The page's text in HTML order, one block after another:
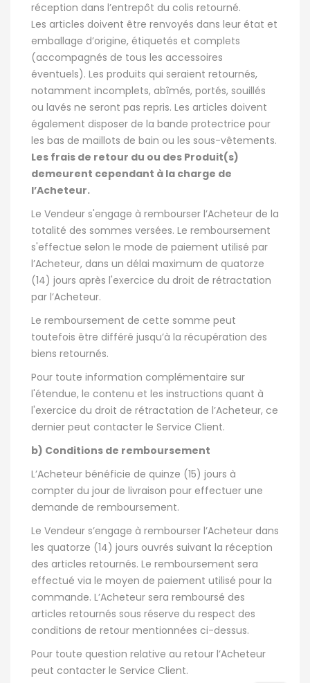
réception dans l’entrepôt du colis retourné.
Les articles doivent être renvoyés dans leur état et
emballage d’origine, étiquetés et complets
(accompagnés de tous les accessoires
éventuels). Les produits qui seraient retournés,
notamment incomplets, abîmés, portés, souillés
ou lavés ne seront pas repris. Les articles doivent
également disposer de la bande protectrice pour
les bas de maillots de bain ou les sous-vêtements.
Les frais de retour du ou des Produit(s)
demeurent cependant à la charge de
l’Acheteur.
Le Vendeur s'engage à rembourser l’Acheteur de la
totalité des sommes versées. Le remboursement
s'effectue selon le mode de paiement utilisé par
l’Acheteur, dans un délai maximum de quatorze
(14) jours après l'exercice du droit de rétractation
par l’Acheteur.
Le remboursement de cette somme peut
toutefois être différé jusqu’à la récupération des
biens retournés.
Pour toute information complémentaire sur
l'étendue, le contenu et les instructions quant à
l'exercice du droit de rétractation de l’Acheteur, ce
dernier peut contacter le Service Client.
b) Conditions de remboursement
L’Acheteur bénéficie de quinze (15) jours à
compter du jour de livraison pour effectuer une
demande de remboursement.
Le Vendeur s’engage à rembourser l’Acheteur dans
les quatorze (14) jours ouvrés suivant la réception
des articles retournés. Le remboursement sera
effectué via le moyen de paiement utilisé pour la
commande. L’Acheteur sera remboursé des
articles retournés sous réserve du respect des
conditions de retour mentionnées ci-dessus.
Pour toute question relative au retour l’Acheteur
peut contacter le Service Client.